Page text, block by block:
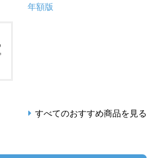
年額版
すべてのおすすめ商品を見る